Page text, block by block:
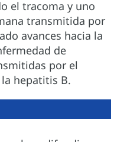
el tracoma y uno
transmitida por
avances hacia la
de
por el
hepatitis B.